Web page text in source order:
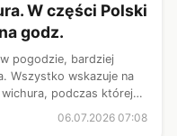
W części Polski
godz.
pogodzie, bardziej
Wszystko wskazuje na
podczas której
100 km na godz.
06.07.2026 07:08